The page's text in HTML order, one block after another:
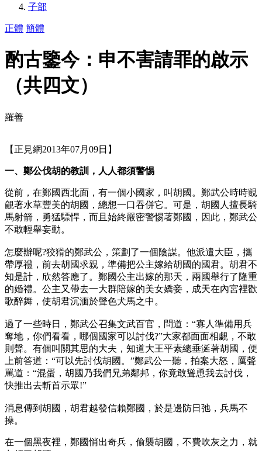
子部
正體 簡體
酌古鑒今：申不害請罪的啟示
（共四文）
羅善
【正見網2013年07月09日】
一、鄭公伐胡的教訓，人人都須警惕
從前，在鄭國西北面，有一個小國家，叫胡國。鄭武公時時覬
覦著水草豐美的胡國，總想一口吞併它。可是，胡國人擅長騎
馬射箭，勇猛驃悍，而且始終嚴密警惕著鄭國，因此，鄭武公
不敢輕舉妄動。
怎麼辦呢?狡猾的鄭武公，策劃了一個陰謀。他派遣大臣，攜
帶厚禮，前去胡國求親，準備把公主嫁給胡國的國君。胡君不
知是計，欣然答應了。鄭國公主出嫁的那天，兩國舉行了隆重
的婚禮。公主又帶去一大群陪嫁的美女嬌妾，成天在內宮裡歡
歌醉舞，使胡君沉湎於聲色犬馬之中。
過了一些時日，鄭武公召集文武百官，問道：“寡人準備用兵
奪地，你們看看，哪個國家可以討伐?”大家都面面相覷，不敢
則聲。有個叫關其思的大夫，知道大王平素總垂涎著胡國，便
上前答道：“可以先討伐胡國。”鄭武公一聽，拍案大怒，厲聲
罵道：“混蛋，胡國乃我們兄弟鄰邦，你竟敢聳恿我去討伐，
快推出去斬首示眾!”
消息傳到胡國，胡君越發信賴鄭國，於是邊防日弛，兵馬不
操。
在一個黑夜裡，鄭國悄出奇兵，偷襲胡國，不費吹灰之力，就